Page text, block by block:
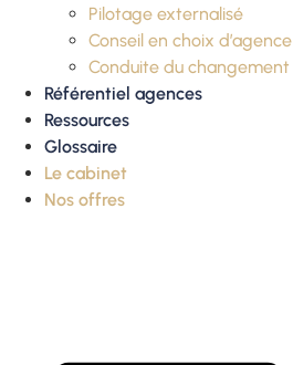
Pilotage externalisé
Conseil en choix d’agence
Conduite du changement
Référentiel agences
Ressources
Glossaire
Le cabinet
Nos offres